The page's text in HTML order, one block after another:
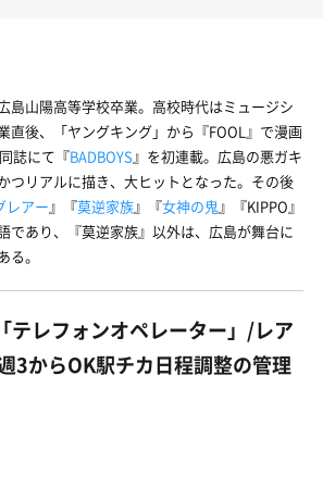
島山陽高等学校卒業。高校時代はミュージシ
直後、「ヤングキング」から『FOOL』で漫画
誌にて『BADBOYS』を初連載。広島の悪ガキ
つリアルに描き、大ヒットとなった。その後
レアー』『莫逆家族』『女神の鬼』『KIPPO』
であり、『莫逆家族』以外は、広島が舞台に
。
テレフォンオペレーター」/レア
3からOK駅チカ日程調整の管理